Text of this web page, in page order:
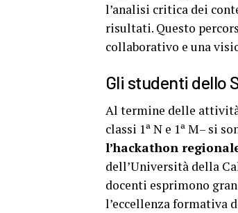
l’analisi critica dei
risultati. Questo
collaborativo e una
Gli studenti dello
Al termine delle
classi 1ª N e 1ª M– si
l’hackathon
dell’Università della
docenti esprimono
l’eccellenza formativa